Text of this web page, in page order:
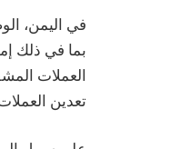
في اليمن،
بما في ذلك
العملات
تعدين